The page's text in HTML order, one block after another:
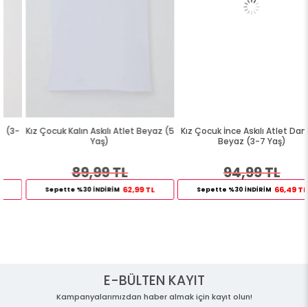
Kız Çocuk Kalın Askılı Atlet Beyaz (5
89,99 TL
Sepette %30 İNDİRİM 62,99 TL
Kız Çocuk İnce Askılı Atlet Dantelli
Beyaz (3-7 Yaş)
94,99 TL
Sepette %30 İNDİRİM 66,49 TL
E-BÜLTEN KAYIT
Kampanyalarımızdan haber almak için kayıt olun!